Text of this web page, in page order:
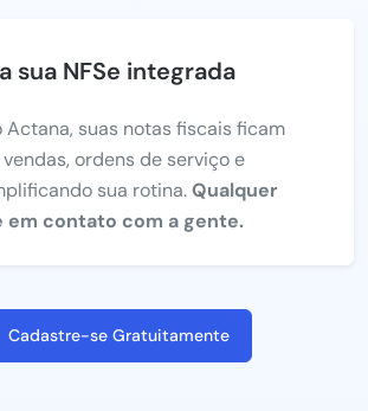
sua NFSe integrada
Actana, suas notas fiscais ficam
ordens de serviço e
sua rotina.Qualquer
em contato com a gente.
Cadastre-se Gratuitamente